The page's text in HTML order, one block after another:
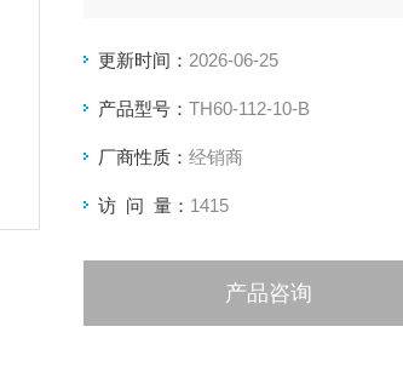
更新时间： 2026-06-25
产品型号： TH60-112-10-B
厂商性质： 经销商
访 问 量： 1415
产品咨询